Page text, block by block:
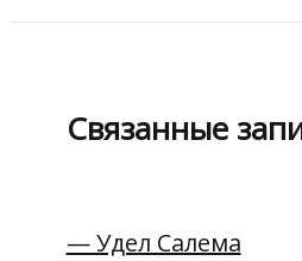
Связанные
— Удел Салема